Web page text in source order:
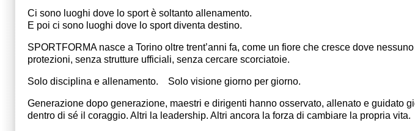
Ci sono luoghi dove lo sport è soltanto allenamento.
E poi ci sono luoghi dove lo sport diventa destino.
SPORTFORMA nasce a Torino oltre trent’anni fa, come un fiore che cresce dove
protezioni, senza strutture ufficiali, senza cercare scorciatoie.
Solo disciplina e allenamento. Solo visione giorno per giorno.
Generazione dopo generazione, maestri e dirigenti hanno osservato, allenato e guidato
dentro di sé il coraggio. Altri la leadership. Altri ancora la forza di cambiare la propria vita.